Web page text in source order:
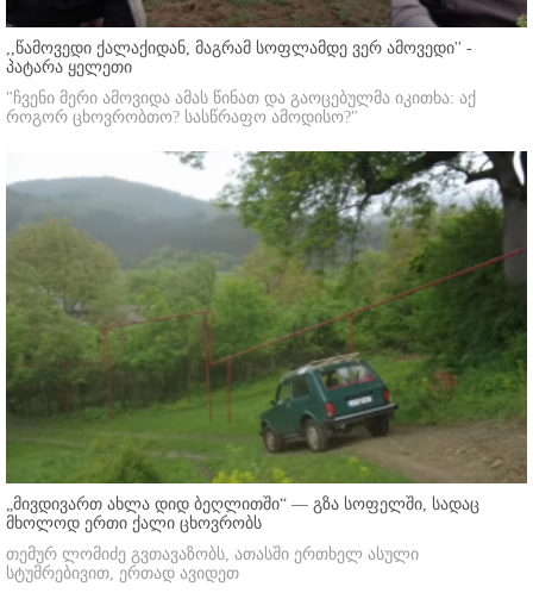
,,წამოვედი ქალაქიდან, მაგრამ სოფლამდე ვერ ამოვედი'' -
პატარა ყელეთი
"ჩვენი მერი ამოვიდა ამას წინათ და გაოცებულმა იკითხა: აქ
როგორ ცხოვრობთო? სასწრაფო ამოდისო?"
„მივდივართ ახლა დიდ ბეღლითში“ — გზა სოფელში, სადაც
მხოლოდ ერთი ქალი ცხოვრობს
თემურ ლომიძე გვთავაზობს, ათასში ერთხელ ასული
სტუმრებივით, ერთად ავიდეთ